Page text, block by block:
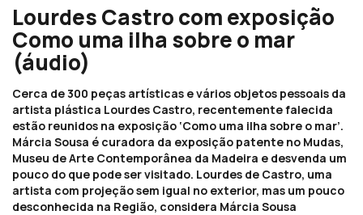
Lourdes Castro com exposição
Como uma ilha sobre o mar
(áudio)
Cerca de 300 peças artísticas e vários objetos pessoais da
artista plástica Lourdes Castro, recentemente falecida
estão reunidos na exposição ‘Como uma ilha sobre o mar’.
Márcia Sousa é curadora da exposição patente no Mudas,
Museu de Arte Contemporânea da Madeira e desvenda um
pouco do que pode ser visitado. Lourdes de Castro, uma
artista com projeção sem igual no exterior, mas um pouco
desconhecida na Região, considera Márcia Sousa